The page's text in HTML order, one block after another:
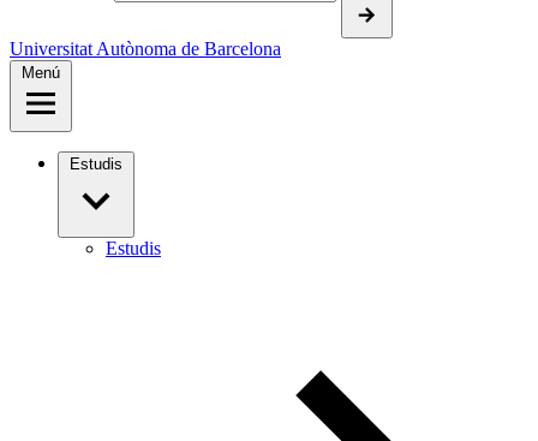
Universitat Autònoma de Barcelona
Menú
Estudis
Estudis